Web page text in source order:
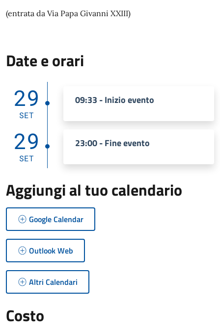
(entrata da Via Papa Givanni XXIII)
Date e orari
29
SET
09:33 - Inizio evento
29
SET
23:00 - Fine evento
Aggiungi al tuo calendario
Google Calendar
Outlook Web
Altri Calendari
Costo